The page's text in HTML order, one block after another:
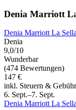
Denia Marriott
Denia Marriott La
Denia
9,0/10
Wunderbar
(474 Bewertungen)
147 €
inkl. Steuern &
6. Sept.–7. Sept.
Denia Marriott La